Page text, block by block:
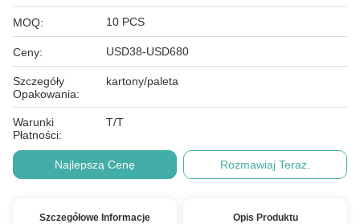
MOQ: 10 PCS
Ceny: USD38-USD680
Szczegóły
Opakowania:
kartony/paleta
Warunki
Płatności:
T/T
Najlepszą Cenę Rozmawiaj Teraz.
Szczegółowe Informacje Opis Produktu